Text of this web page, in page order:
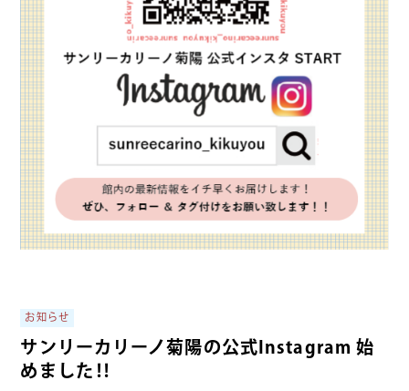
お知らせ
サンリーカリーノ菊陽の公式Instagram 始
めました‼